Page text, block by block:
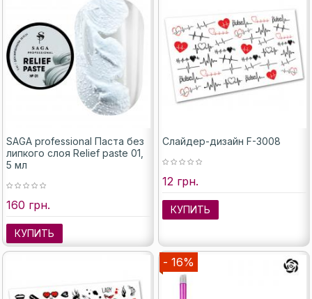
SAGA professional Паста без
липкого слоя Relief paste 01,
5 мл
160 грн.
КУПИТЬ
Слайдер-дизайн F-3008
12 грн.
КУПИТЬ
- 16%